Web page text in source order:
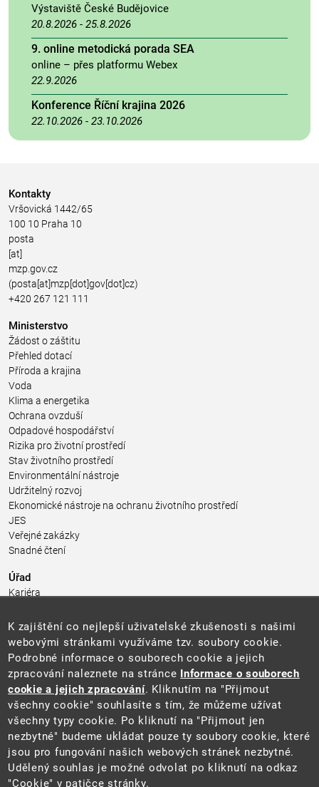
Výstaviště České Budějovice
20.8.2026 - 25.8.2026
9. online metodická porada SEA
online – přes platformu Webex
22.9.2026
Konference Říční krajina 2026
22.10.2026 - 23.10.2026
Kontakty
Vršovická 1442/65
100 10 Praha 10
posta
[at]
mzp.gov.cz
(posta[at]mzp[dot]gov[dot]cz)
+420 267 121 111
Ministerstvo
Žádost o záštitu
Přehled dotací
Příroda a krajina
Voda
Klima a energetika
Ochrana ovzduší
Odpadové hospodářství
Rizika pro životní prostředí
Stav životního prostředí
Environmentální nástroje
Udržitelný rozvoj
Ekonomické nástroje na ochranu životního prostředí
JES
Veřejné zakázky
Snadné čtení
Úřad
Kariéra
Pro média a veřejnost
Povinně zveřejňované informace
Kontakty
Přistupnost budovy úřadu MŽP
(PDF, 204 kB)
Web
Aktuality
Ochrana osobních údajů
Prohlášení o přístupnosti
Zásady používání cookies
Mapa webu
K zajištění co nejlepší uživatelské zkušenosti s našimi
webovými stránkami využíváme tzv. soubory cookie.
Podrobné informace o souborech cookie a jejich
zpracování naleznete na stránce Informace o souborech
cookie a jejich zpracování. Kliknutím na "Přijmout
všechny cookie" souhlasíte s tím, že můžeme užívat
všechny typy cookie. Po kliknutí na "Přijmout jen
nezbytné" budeme ukládat pouze ty soubory cookie, které
jsou pro fungování našich webových stránek nezbytné.
Udělený souhlas je možné odvolat po kliknutí na odkaz
"Cookie" v patičce stránky.